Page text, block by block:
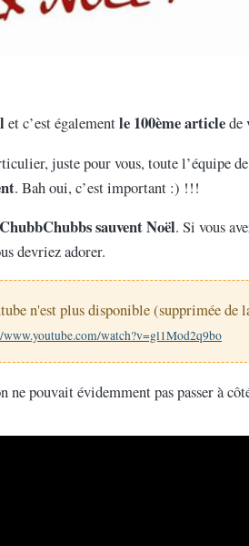
et c’est égalementle 100ème articlede
juste pour vous, toute l’équipe
. Bah oui, c’est important :) !!!
sauvent Noël. Si vous
devriez adorer.
n'est plus disponible (supprimée de
watch?v=gl1Mod2q9bo
ne pouvait évidemment pas passer à